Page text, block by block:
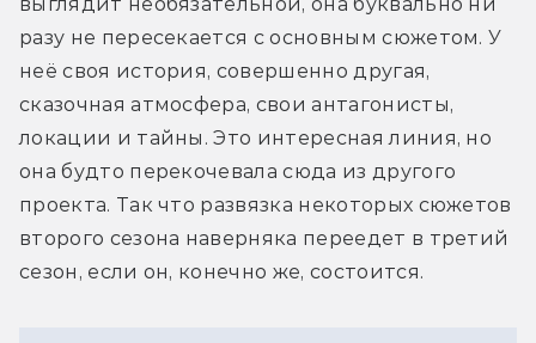
выглядит необязательной, она буквально ни
разу не пересекается с основным сюжетом. У
неё своя история, совершенно другая,
сказочная атмосфера, свои антагонисты,
локации и тайны. Это интересная линия, но
она будто перекочевала сюда из другого
проекта. Так что развязка некоторых сюжетов
второго сезона наверняка переедет в третий
сезон, если он, конечно же, состоится.